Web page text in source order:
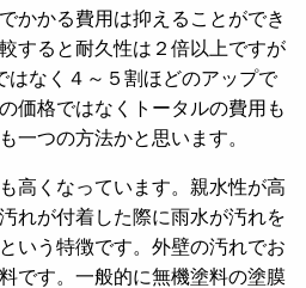
かかる費用は抑えることができ
すると耐久性は２倍以上ですが
はなく４～５割ほどのアップで
価格ではなくトータルの費用も
一つの方法かと思います。
高くなっています。親水性が高
れが付着した際に雨水が汚れを
いう特徴です。外壁の汚れでお
です。一般的に無機塗料の塗膜